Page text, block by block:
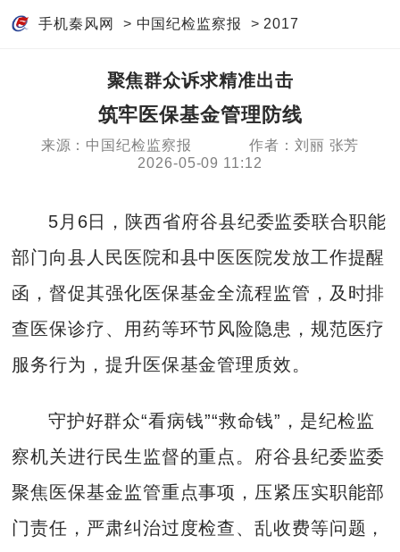
手机秦风网 > 中国纪检监察报 > 2017
聚焦群众诉求精准出击
筑牢医保基金管理防线
来源：中国纪检监察报
作者：刘丽 张芳
2026-05-09 11:12
5月6日，陕西省府谷县纪委监委联合职能
部门向县人民医院和县中医医院发放工作提醒
函，督促其强化医保基金全流程监管，及时排
查医保诊疗、用药等环节风险隐患，规范医疗
服务行为，提升医保基金管理质效。
守护好群众“看病钱”“救命钱”，是纪检监
察机关进行民生监督的重点。府谷县纪委监委
聚焦医保基金监管重点事项，压紧压实职能部
门责任，严肃纠治过度检查、乱收费等问题，